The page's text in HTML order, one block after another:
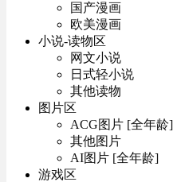
国产漫画
欧美漫画
小说-读物区
网文小说
日式轻小说
其他读物
图片区
ACG图片 [全年龄]
其他图片
AI图片 [全年龄]
游戏区